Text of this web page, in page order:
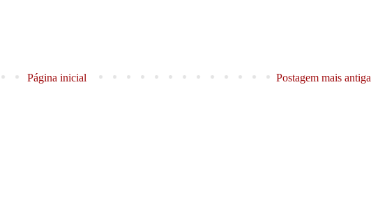
Postagem mais antiga
Página inicial